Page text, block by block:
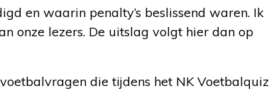
en waarin penalty’s beslissend waren. Ik
onze lezers. De uitslag volgt hier dan op
die tijdens het NK Voetbalquiz